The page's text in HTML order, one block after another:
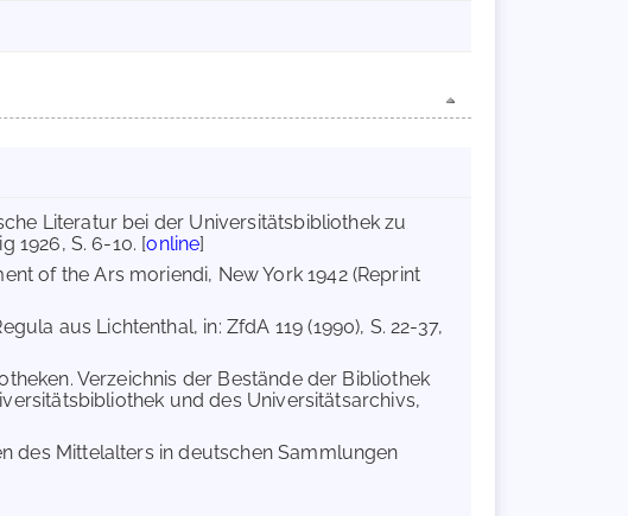
Literatur bei der Universitätsbibliothek zu
1926, S. 6-10. [online]
of the Ars moriendi, New York 1942 (Reprint
aus Lichtenthal, in: ZfdA 119 (1990), S. 22-37,
Verzeichnis der Bestände der Bibliothek
und des Universitätsarchivs,
des Mittelalters in deutschen Sammlungen